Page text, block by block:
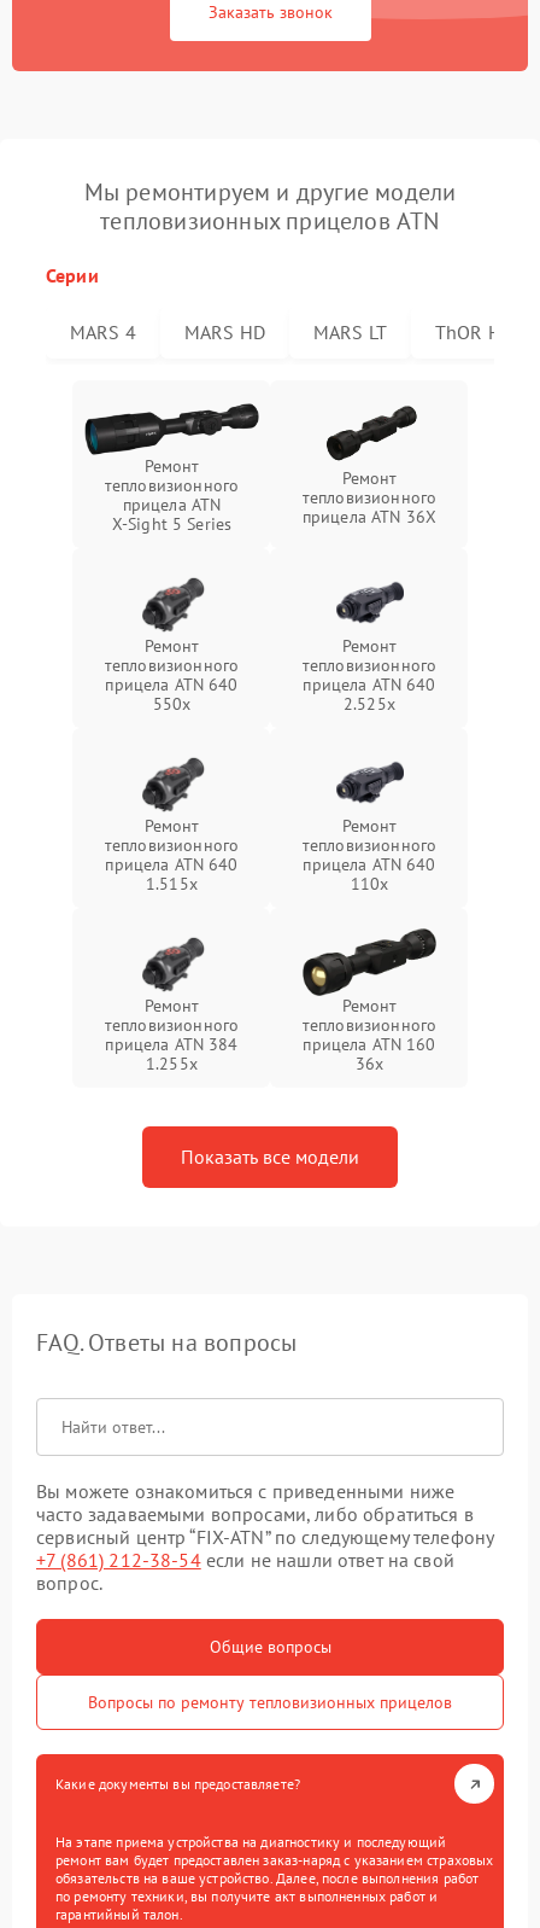
Заказать звонок
Мы ремонтируем и другие модели
тепловизионных прицелов ATN
Серии
MARS 4 MARS HD MARS LT ThOR HD
Ремонт
тепловизионного
прицела ATN
X‑Sight 5 Series
Ремонт
тепловизионного
прицела ATN 36X
Ремонт
тепловизионного
прицела ATN 640
550x
Ремонт
тепловизионного
прицела ATN 640
2.525x
Ремонт
тепловизионного
прицела ATN 640
1.515x
Ремонт
тепловизионного
прицела ATN 640
110x
Ремонт
тепловизионного
прицела ATN 384
1.255х
Ремонт
тепловизионного
прицела ATN 160
36x
Показать все модели
FAQ. Ответы на вопросы
Вы можете ознакомиться с приведенными ниже
часто задаваемыми вопросами, либо обратиться в
сервисный центр “FIX-ATN” по следующему телефону
+7 (861) 212-38-54если не нашли ответ на свой
вопрос.
Общие вопросы
Вопросы по ремонту тепловизионных прицелов
Какие документы вы предоставляете?
На этапе приема устройства на диагностику и последующий
ремонт вам будет предоставлен заказ-наряд с указанием страховых
обязательств на ваше устройство. Далее, после выполнения работ
по ремонту техники, вы получите акт выполненных работ и
гарантийный талон.